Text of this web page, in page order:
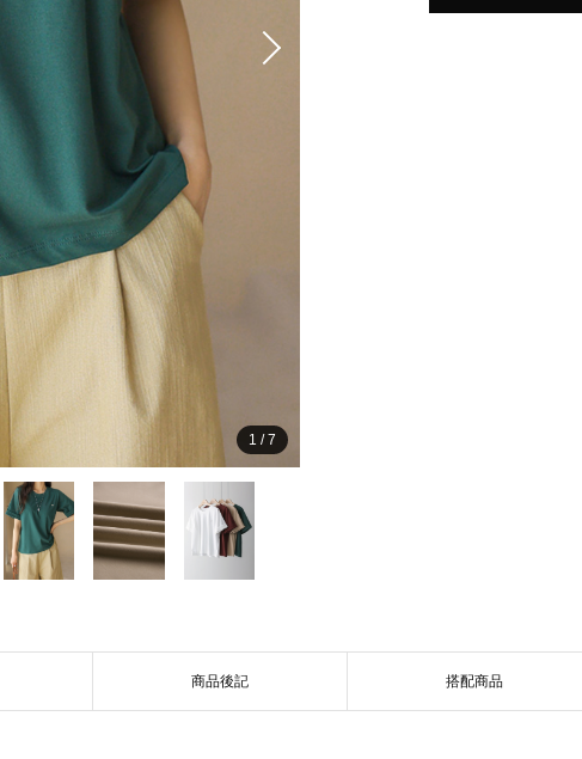
1 /7
商品後記 搭配商品